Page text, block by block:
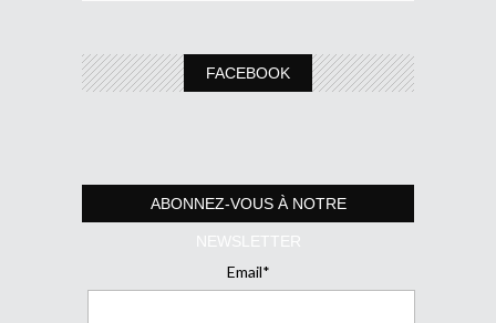
FACEBOOK
ABONNEZ-VOUS À NOTRE
NEWSLETTER
Email*